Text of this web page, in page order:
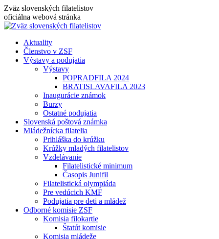
Skip
to
content
Zväz slovenských filatelistov
oficiálna webová stránka
Aktuality
Členstvo v ZSF
Výstavy a podujatia
Výstavy
POPRADFILA 2024
BRATISLAVAFILA 2023
Inaugurácie známok
Burzy
Ostatné podujatia
Slovenská poštová známka
Mládežnícka filatelia
Prihláška do krúžku
Krúžky mladých filatelistov
Vzdelávanie
Filatelistické minimum
Časopis Junifil
Filatelistická olympiáda
Pre vedúcich KMF
Podujatia pre deti a mládež
Odborné komisie ZSF
Komisia filokartie
Štatút komisie
Komisia mládeže